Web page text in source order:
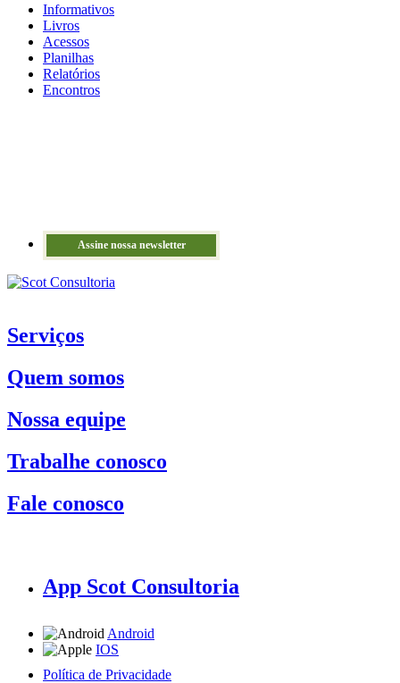
Informativos
Livros
Acessos
Planilhas
Relatórios
Encontros
Assine nossa newsletter
Serviços
Quem somos
Nossa equipe
Trabalhe conosco
Fale conosco
App Scot Consultoria
Android
IOS
Política de Privacidade